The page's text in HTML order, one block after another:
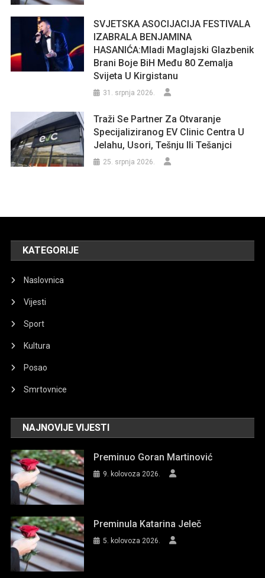
SVJETSKA ASOCIJACIJA FESTIVALA
IZABRALA BENJAMINA
HASANIĆA:Mladi Maglajski Glazbenik
Brani Boje BiH Među 80 Zemalja
Svijeta U Kirgistanu
31. srpnja 2026.
Traži Se Partner Za Otvaranje
Specijaliziranog EV Clinic Centra U
Jelahu, Usori, Tešnju Ili Tešanjci
25. srpnja 2026.
KATEGORIJE
Naslovnica
Vijesti
Sport
Kultura
Posao
Smrtovnice
NAJNOVIJE VIJESTI
Preminuo Goran Martinović
9. kolovoza 2026.
Preminula Katarina Jeleč
5. kolovoza 2026.